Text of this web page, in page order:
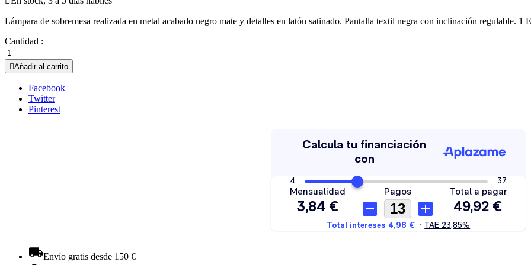
Lámpara de sobremesa realizada en metal acabado negro mate y detalles en latón satinado. Pantalla textil negra con inclinación regulable. 1
Cantidad :
Añadir al carrito
Facebook
Twitter
Pinterest
Envío gratis desde 150 €